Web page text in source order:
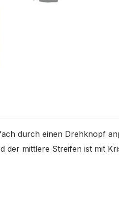
durch einen Drehknopf
der mittlere Streifen ist mit